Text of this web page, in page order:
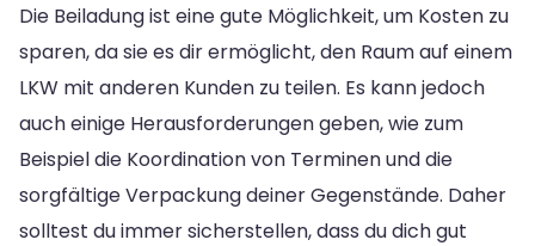
Die Beiladung ist eine gute Möglichkeit, um Kosten zu
sparen, da sie es dir ermöglicht, den Raum auf einem
LKW mit anderen Kunden zu teilen. Es kann jedoch
auch einige Herausforderungen geben, wie zum
Beispiel die Koordination von Terminen und die
sorgfältige Verpackung deiner Gegenstände. Daher
solltest du immer sicherstellen, dass du dich gut